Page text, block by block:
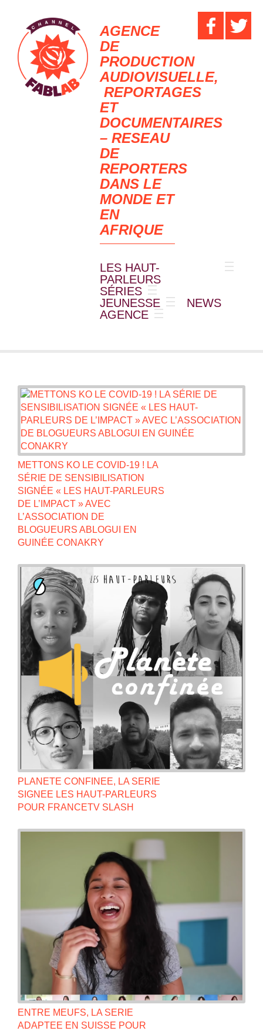
AGENCE
DE
PRODUCTION
AUDIOVISUELLE,
REPORTAGES
ET
DOCUMENTAIRES
– RESEAU
DE
REPORTERS
DANS LE
MONDE ET
EN
AFRIQUE
LES HAUT-
PARLEURS
SÉRIES
JEUNESSE
NEWS
AGENCE
METTONS KO LE COVID-19 ! LA
SÉRIE DE SENSIBILISATION
SIGNÉE « LES HAUT-PARLEURS
DE L’IMPACT » AVEC
L’ASSOCIATION DE
BLOGUEURS ABLOGUI EN
GUINÉE CONAKRY
PLANETE CONFINEE, LA SERIE
SIGNEE LES HAUT-PARLEURS
POUR FRANCETV SLASH
ENTRE MEUFS, LA SERIE
ADAPTEE EN SUISSE POUR